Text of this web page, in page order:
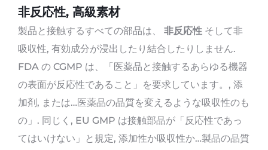
非反応性, 高級素材
製品と接触するすべての部品は、 非反応性 そして非
吸収性, 有効成分が浸出したり結合したりしません.
FDA の CGMP は、「医薬品と接触するあらゆる機器
の表面が反応性であること」を要求しています。, 添
加剤, または…医薬品の品質を変えるような吸収性のも
の」. 同じく, EU GMP は接触部品が「反応性であっ
てはいけない」と規定, 添加性か吸収性か…製品の品質